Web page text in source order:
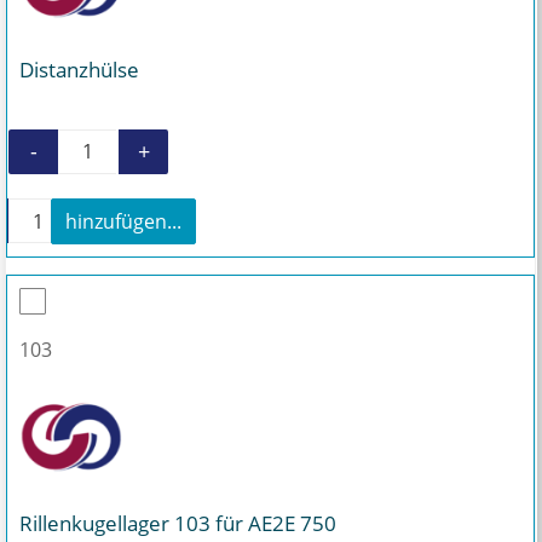
Distanzhülse
Distanzhülse Menge
- +
Distanzhülse Menge
+
hinzufügen...
103
Rillenkugellager 103 für AE2E 750